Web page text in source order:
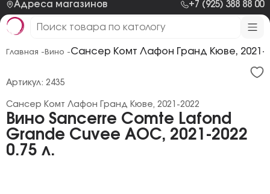
Адреса магазинов +7 (925) 388 88 00
Главная - Вино -Сансер Комт Лафон Гранд Кюве, 2021-
Вино Sancerre Comte Lafond
Grande Cuvee AOC, 2021-2022
0.75 л.
Сансер Комт Лафон Гранд Кюве, 2021-2022
Артикул: 2435